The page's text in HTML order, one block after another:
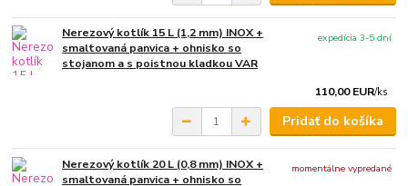
Nerezový kotlík 15 L (1,2 mm) INOX +
smaltovaná panvica + ohnisko so
stojanom a s poistnou kladkou VAR
110,00 EUR/ks
expedícia 3-5 dní
Pridať do košíka
Nerezový kotlík 20 L (0,8 mm) INOX +
smaltovaná panvica + ohnisko so
momentálne vypredané